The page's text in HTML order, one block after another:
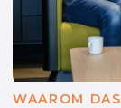
WAAROM